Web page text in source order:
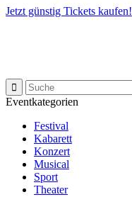
Jetzt günstig Tickets kaufen!
Eventkategorien
Festival
Kabarett
Konzert
Musical
Sport
Theater